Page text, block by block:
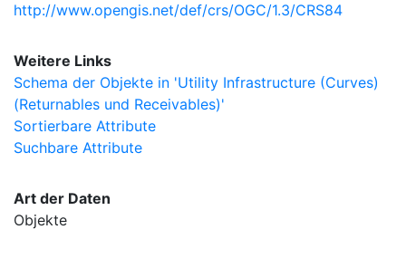
http://www.opengis.net/def/crs/OGC/1.3/CRS84
Weitere Links
Schema der Objekte in 'Utility Infrastructure (Curves)
(Returnables und Receivables)'
Sortierbare Attribute
Suchbare Attribute
Art der Daten
Objekte